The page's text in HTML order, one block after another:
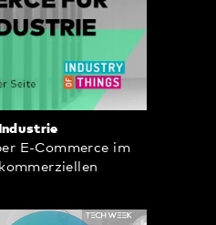
E-Commerce im